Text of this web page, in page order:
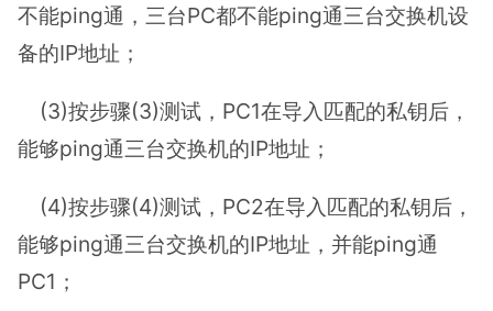
不能ping通，三台PC都不能ping通三台交换机设
备的IP地址；
(3)按步骤(3)测试，PC1在导入匹配的私钥后，
能够ping通三台交换机的IP地址；
(4)按步骤(4)测试，PC2在导入匹配的私钥后，
能够ping通三台交换机的IP地址，并能ping通
PC1；